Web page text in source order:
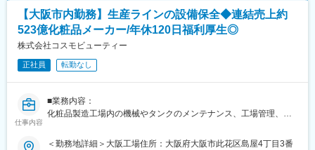
・J-SOX3点セットの作成・更新
■配属先
内部監査室：3名（室長1名、メンバー2名）
■魅力
大手製薬会社等と多数の取引があり業績は右肩上がり。腰を据
えて長く働けます。
＊意見を反映しやすく、自身の創意工夫を実現しやすい環境で
【大阪市内勤務】生産ラインの設備保全◆連結売上約
523億化粧品メーカー/年休120日福利厚生◎
株式会社コスモビューティー
正社員 転勤なし
仕事内容
■業務内容：
化粧品製造工場内の機械やタンクのメンテナンス、工場管理、排
当社は化粧品OEM（＝他社ブランドの製品を製造する）であるた
＜勤務地詳細＞大阪工場住所：大阪府大阪市此花区島屋4丁目3番